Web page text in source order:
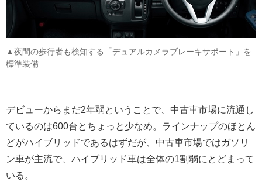
▲夜間の歩行者も検知する「デュアルカメラブレーキサポート」を
標準装備
デビューからまだ2年弱ということで、中古車市場に流通し
ているのは600台とちょっと少なめ。ラインナップのほとん
どがハイブリッドであるはずだが、中古車市場ではガソリ
ン車が主流で、ハイブリッド車は全体の1割弱にとどまって
いる。